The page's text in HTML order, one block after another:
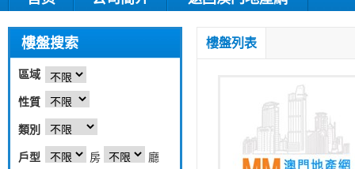
樓盤搜索
區域
性質
類別
戶型 房
廳
樓盤列表